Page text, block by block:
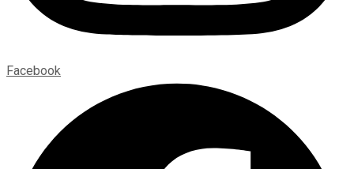
Facebook